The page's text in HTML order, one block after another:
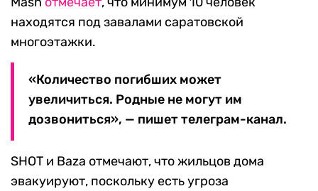
находятся под завалами саратовской
многоэтажки.
«Количество погибших может
увеличиться. Родные не могут им
дозвониться», — пишет телеграм-канал.
SHOT и Baza отмечают, что жильцов дома
эвакуируют, поскольку есть угроза